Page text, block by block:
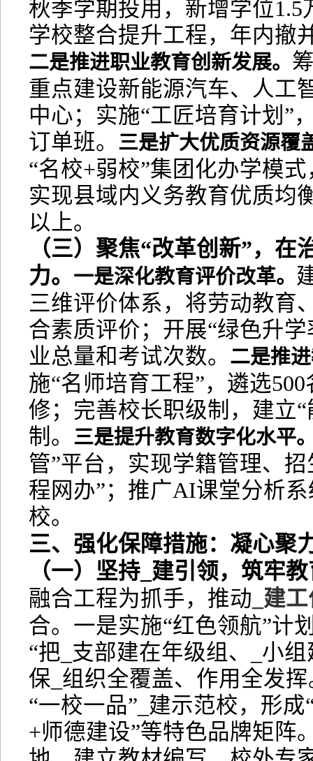
秋季学期投用，新增学位
学校整合提升工程，年内撤
二是推进职业教育创新发展。
重点建设新能源汽车、人工
中心；实施“工匠培育计划”
订单班。 三是扩大优质资源覆
“名校+弱校”集团化办学模
实现县域内义务教育优质均
以上。
（三）聚焦“改革创新”，在
力。 一是深化教育评价改革。
三维评价体系，将劳动教育
合素质评价；开展“绿色升
业总量和考试次数。 二是推
施“名师培育工程”，遴选
修；完善校长职级制，建立
制。 三是提升教育数字化水平
管”平台，实现学籍管理、
程网办”；推广AI课堂分析
校。
三、强化保障措施：凝心聚
（一）坚持_建引领，筑牢
融合工程为抓手，推动 _建
合。一是实施“红色领航”计
“把_支部建在年级组、_小
保_组织全覆盖、作用全发
“一校一品”_建示范校，形成
+师德建设”等特色品牌矩阵